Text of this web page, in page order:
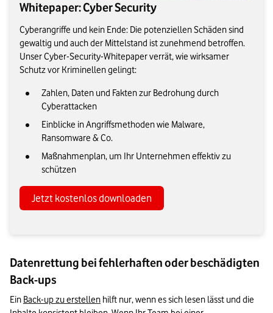
Whitepaper: Cyber Security
Cyberangriffe und kein Ende: Die potenziellen Schäden sind
gewaltig und auch der Mittelstand ist zunehmend betroffen.
Unser Cyber-Security-Whitepaper verrät, wie wirksamer
Schutz vor Kriminellen gelingt:
Zahlen, Daten und Fakten zur Bedrohung durch
Cyberattacken
Einblicke in Angriffsmethoden wie Malware,
Ransomware & Co.
Maßnahmenplan, um Ihr Unternehmen effektiv zu
schützen
Jetzt kostenlos downloaden
Datenrettung bei fehlerhaften oder beschädigten
Back-ups
Ein Back-up zu erstellen hilft nur, wenn es sich lesen lässt und die